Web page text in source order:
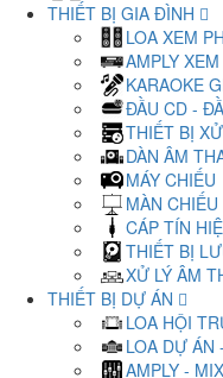
THIẾT BỊ GIA ĐÌNH
LOA XEM
AMPLY
KARAOKE
ĐẦU CD -
THIẾT BỊ
DÀN ÂM
MÁY CHIẾU
MÀN CHIẾU
CÁP TÍN
THIẾT BỊ
XỬ LÝ ÂM
THIẾT BỊ DỰ ÁN
LOA HỘI
LOA DỰ ÁN
AMPLY -